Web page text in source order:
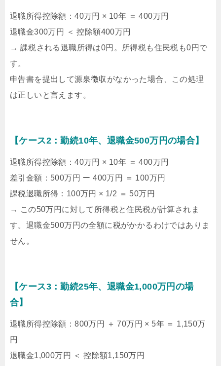
退職所得控除額：40万円 × 10年 ＝ 400万円
退職金300万円 ＜ 控除額400万円
→ 課税される退職所得は0円。所得税も住民税も0円で
す。
申告書を提出して源泉徴収がなかった場合、この処理
は正しいと言えます。
【ケース2：勤続10年、退職金500万円の場合】
退職所得控除額：40万円 × 10年 ＝ 400万円
差引金額：500万円 ー 400万円 ＝ 100万円
課税退職所得：100万円 × 1/2 ＝ 50万円
→ この50万円に対して所得税と住民税が計算されま
す。退職金500万円の全額に税がかかるわけではありま
せん。
【ケース3：勤続25年、退職金1,000万円の場
合】
退職所得控除額：800万円 ＋ 70万円 × 5年 ＝ 1,150万
円
退職金1,000万円 ＜ 控除額1,150万円